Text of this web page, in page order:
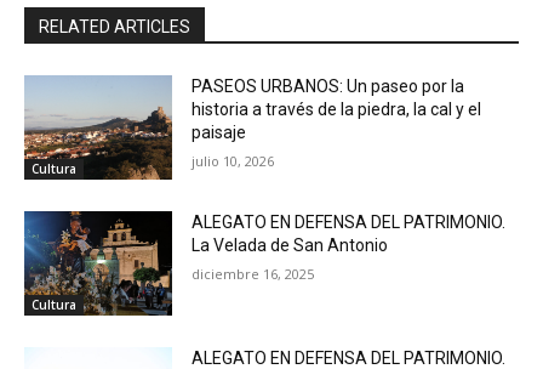
RELATED ARTICLES
Cultura
PASEOS URBANOS: Un paseo por la
historia a través de la piedra, la cal y el
paisaje
julio 10, 2026
Cultura
ALEGATO EN DEFENSA DEL PATRIMONIO.
La Velada de San Antonio
diciembre 16, 2025
ALEGATO EN DEFENSA DEL PATRIMONIO.